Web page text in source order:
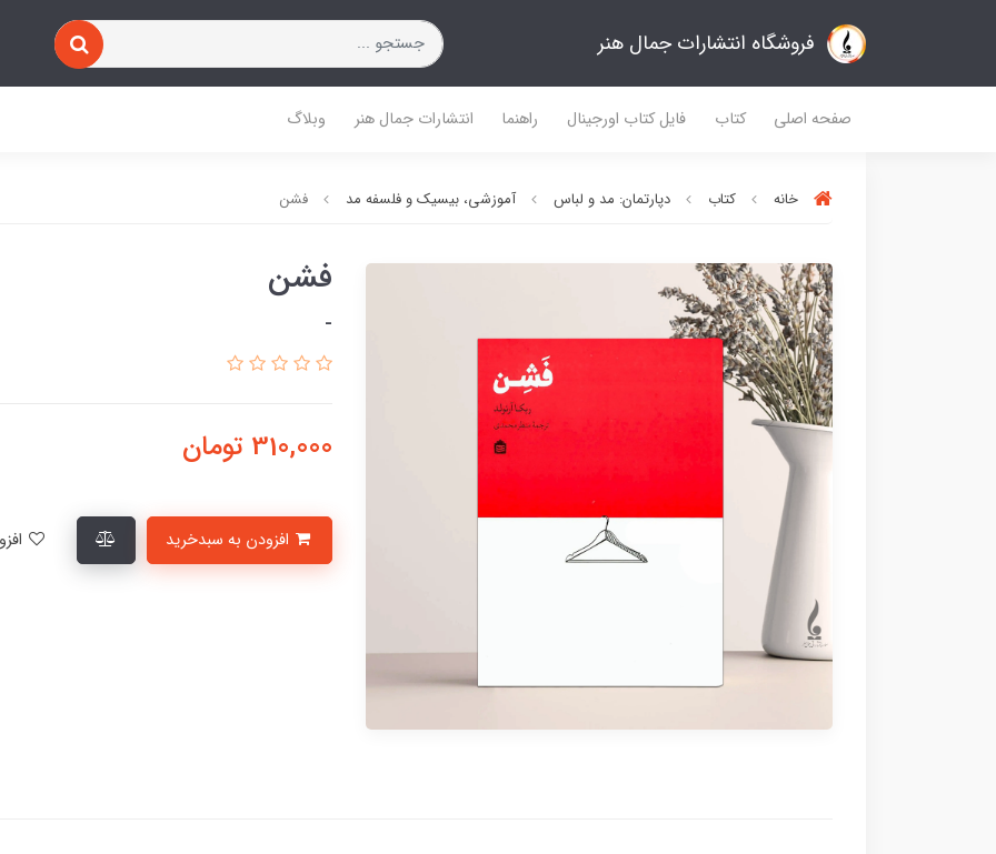
فروشگاه انتشارات جمال هنر
صفحه اصلی کتاب فایل کتاب اورجینال راهنما انتشارات جمال هنر وبلاگ
خانه کتاب دپارتمان: مد و لباس آموزشی، بیسیک و فلسفه مد فشن
فشن
-
310,000 تومان